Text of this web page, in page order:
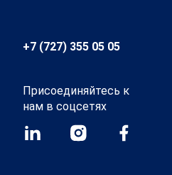
+7 (727) 355 05 05
Присоединяйтесь к
нам в соцсетях